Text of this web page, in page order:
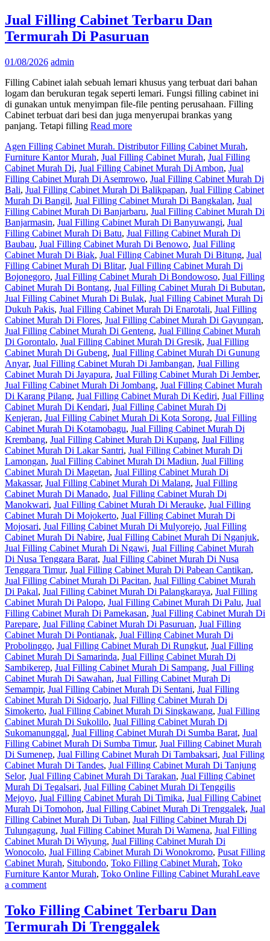
Jual Filling Cabinet Terbaru Dan
Termurah Di Pasuruan
01/08/2026 admin
Filling Cabinet ialah sebuah lemari khusus yang terbuat dari bahan
logam dan berukuran tegak seperti lemari. Fungsi filling cabinet ini
di gunakan untuk menyimpan file-file penting perusahaan. Filling
Cabinet terbuat dari besi dan juga menyerupai brankas yang
panjang. Tetapi filling Read more
Agen Filling Cabinet Murah. Distributor Filling Cabinet Murah,
Furniture Kantor Murah, Jual Filling Cabinet Murah, Jual Filling
Cabinet Murah Di, Jual Filling Cabinet Murah Di Ambon, Jual
Filling Cabinet Murah Di Asemrowo, Jual Filling Cabinet Murah Di
Bali, Jual Filling Cabinet Murah Di Balikpapan, Jual Filling Cabinet
Murah Di Bangil, Jual Filling Cabinet Murah Di Bangkalan, Jual
Filling Cabinet Murah Di Banjarbaru, Jual Filling Cabinet Murah Di
Banjarmasin, Jual Filling Cabinet Murah Di Banyuwangi, Jual
Filling Cabinet Murah Di Batu, Jual Filling Cabinet Murah Di
Baubau, Jual Filling Cabinet Murah Di Benowo, Jual Filling
Cabinet Murah Di Biak, Jual Filling Cabinet Murah Di Bitung, Jual
Filling Cabinet Murah Di Blitar, Jual Filling Cabinet Murah Di
Bojonegoro, Jual Filling Cabinet Murah Di Bondowoso, Jual Filling
Cabinet Murah Di Bontang, Jual Filling Cabinet Murah Di Bubutan,
Jual Filling Cabinet Murah Di Bulak, Jual Filling Cabinet Murah Di
Dukuh Pakis, Jual Filling Cabinet Murah Di Enarotali, Jual Filling
Cabinet Murah Di Flores, Jual Filling Cabinet Murah Di Gayungan,
Jual Filling Cabinet Murah Di Genteng, Jual Filling Cabinet Murah
Di Gorontalo, Jual Filling Cabinet Murah Di Gresik, Jual Filling
Cabinet Murah Di Gubeng, Jual Filling Cabinet Murah Di Gunung
Anyar, Jual Filling Cabinet Murah Di Jambangan, Jual Filling
Cabinet Murah Di Jayapura, Jual Filling Cabinet Murah Di Jember,
Jual Filling Cabinet Murah Di Jombang, Jual Filling Cabinet Murah
Di Karang Pilang, Jual Filling Cabinet Murah Di Kediri, Jual Filling
Cabinet Murah Di Kendari, Jual Filling Cabinet Murah Di
Kenjeran, Jual Filling Cabinet Murah Di Kota Sorong, Jual Filling
Cabinet Murah Di Kotamobagu, Jual Filling Cabinet Murah Di
Krembang, Jual Filling Cabinet Murah Di Kupang, Jual Filling
Cabinet Murah Di Lakar Santri, Jual Filling Cabinet Murah Di
Lamongan, Jual Filling Cabinet Murah Di Madiun, Jual Filling
Cabinet Murah Di Magetan, Jual Filling Cabinet Murah Di
Makassar, Jual Filling Cabinet Murah Di Malang, Jual Filling
Cabinet Murah Di Manado, Jual Filling Cabinet Murah Di
Manokwari, Jual Filling Cabinet Murah Di Merauke, Jual Filling
Cabinet Murah Di Mojokerto, Jual Filling Cabinet Murah Di
Mojosari, Jual Filling Cabinet Murah Di Mulyorejo, Jual Filling
Cabinet Murah Di Nabire, Jual Filling Cabinet Murah Di Nganjuk,
Jual Filling Cabinet Murah Di Ngawi, Jual Filling Cabinet Murah
Di Nusa Tenggara Barat, Jual Filling Cabinet Murah Di Nusa
Tenggara Timur, Jual Filling Cabinet Murah Di Pabean Cantikan,
Jual Filling Cabinet Murah Di Pacitan, Jual Filling Cabinet Murah
Di Pakal, Jual Filling Cabinet Murah Di Palangkaraya, Jual Filling
Cabinet Murah Di Palopo, Jual Filling Cabinet Murah Di Palu, Jual
Filling Cabinet Murah Di Pamekasan, Jual Filling Cabinet Murah Di
Parepare, Jual Filling Cabinet Murah Di Pasuruan, Jual Filling
Cabinet Murah Di Pontianak, Jual Filling Cabinet Murah Di
Probolinggo, Jual Filling Cabinet Murah Di Rungkut, Jual Filling
Cabinet Murah Di Samarinda, Jual Filling Cabinet Murah Di
Sambikerep, Jual Filling Cabinet Murah Di Sampang, Jual Filling
Cabinet Murah Di Sawahan, Jual Filling Cabinet Murah Di
Semampir, Jual Filling Cabinet Murah Di Sentani, Jual Filling
Cabinet Murah Di Sidoarjo, Jual Filling Cabinet Murah Di
Simokerto, Jual Filling Cabinet Murah Di Singkawang, Jual Filling
Cabinet Murah Di Sukolilo, Jual Filling Cabinet Murah Di
Sukomanunggal, Jual Filling Cabinet Murah Di Sumba Barat, Jual
Filling Cabinet Murah Di Sumba Timur, Jual Filling Cabinet Murah
Di Sumenep, Jual Filling Cabinet Murah Di Tambaksari, Jual Filling
Cabinet Murah Di Tandes, Jual Filling Cabinet Murah Di Tanjung
Selor, Jual Filling Cabinet Murah Di Tarakan, Jual Filling Cabinet
Murah Di Tegalsari, Jual Filling Cabinet Murah Di Tenggilis
Mejoyo, Jual Filling Cabinet Murah Di Timika, Jual Filling Cabinet
Murah Di Tomohon, Jual Filling Cabinet Murah Di Trenggalek, Jual
Filling Cabinet Murah Di Tuban, Jual Filling Cabinet Murah Di
Tulungagung, Jual Filling Cabinet Murah Di Wamena, Jual Filling
Cabinet Murah Di Wiyung, Jual Filling Cabinet Murah Di
Wonocolo, Jual Filling Cabinet Murah Di Wonokromo, Pusat Filling
Cabinet Murah, Situbondo, Toko Filling Cabinet Murah, Toko
Furniture Kantor Murah, Toko Online Filling Cabinet MurahLeave
a comment
Toko Filling Cabinet Terbaru Dan
Termurah Di Trenggalek